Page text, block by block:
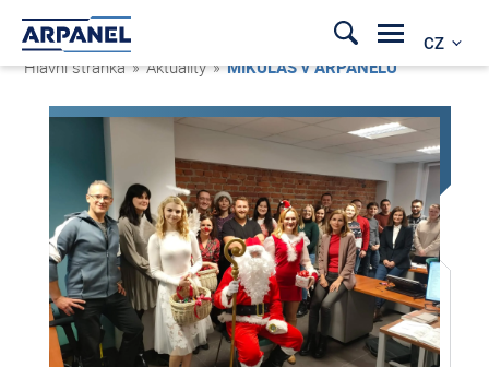
CZ
Hlavní stránka » Aktuality »MIKULÁŠ v ARPANELU